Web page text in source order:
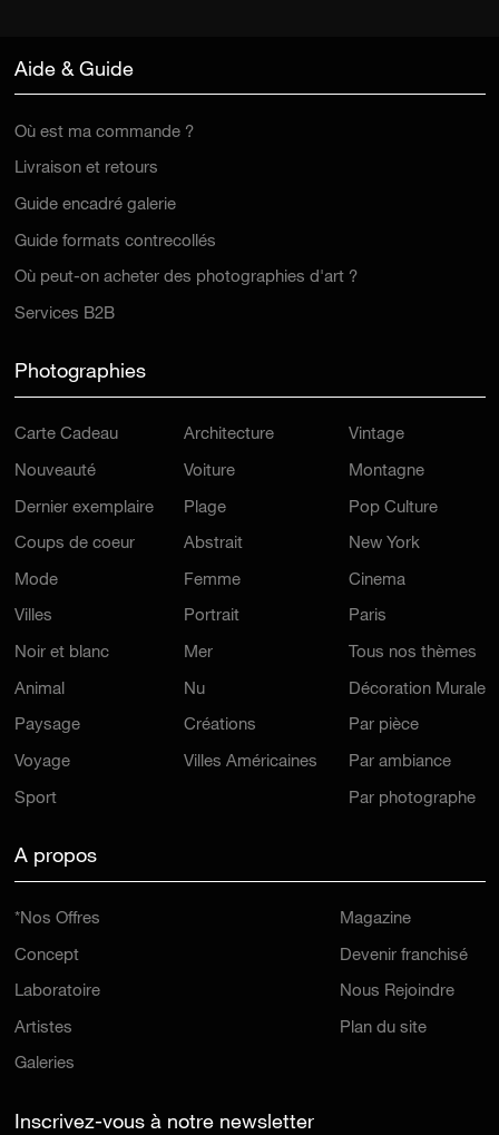
Aide & Guide
Où est ma commande ?
Livraison et retours
Guide encadré galerie
Guide formats contrecollés
Où peut-on acheter des photographies d'art ?
Services B2B
Photographies
Carte Cadeau
Nouveauté
Dernier exemplaire
Coups de coeur
Mode
Villes
Noir et blanc
Animal
Paysage
Voyage
Sport
Architecture
Voiture
Plage
Abstrait
Femme
Portrait
Mer
Nu
Créations
Villes Américaines
Vintage
Montagne
Pop Culture
New York
Cinema
Paris
Tous nos thèmes
Décoration Murale
Par pièce
Par ambiance
Par photographe
A propos
*Nos Offres
Concept
Laboratoire
Artistes
Galeries
Magazine
Devenir franchisé
Nous Rejoindre
Plan du site
Inscrivez-vous à notre newsletter